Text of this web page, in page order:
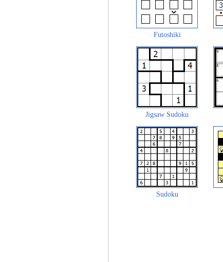
Futoshiki
Jigsaw Sudoku
Sudoku